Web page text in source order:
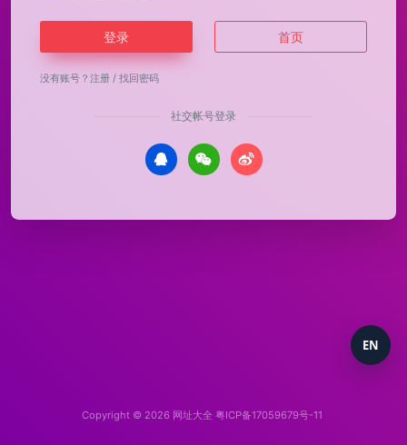
登录 首页
没有账号？ 注册 / 找回密码
社交帐号登录
Copyright © 2026 网址大全 粤ICP备17059679号-11
EN